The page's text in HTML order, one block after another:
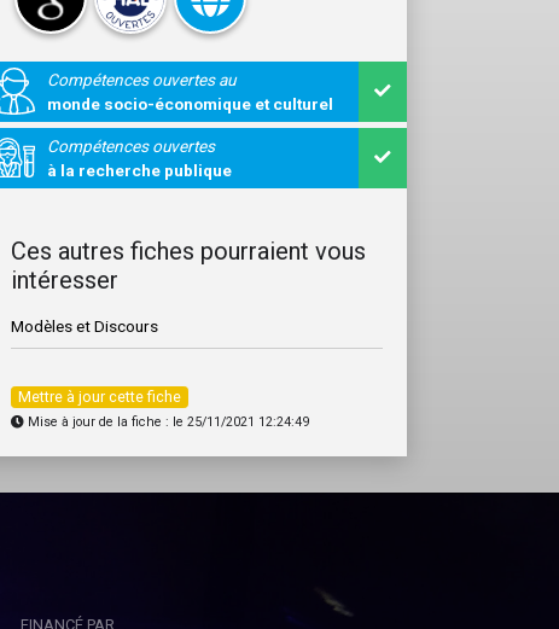
Compétences ouvertes au
monde socio-économique et culturel
Compétences ouvertes
à la recherche publique
Ces autres fiches pourraient vous
intéresser
Modèles et Discours
Mettre à jour cette fiche
Mise à jour de la fiche : le 25/11/2021 12:24:49
FINANCÉ PAR